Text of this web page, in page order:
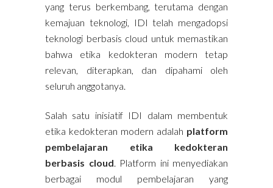
yang terus berkembang, terutama dengan
kemajuan teknologi, IDI telah mengadopsi
teknologi berbasis cloud untuk memastikan
bahwa etika kedokteran modern tetap
relevan, diterapkan, dan dipahami oleh
seluruh anggotanya.
Salah satu inisiatif IDI dalam membentuk
etika kedokteran modern adalah platform
pembelajaran etika kedokteran
berbasis cloud. Platform ini menyediakan
berbagai modul pembelajaran yang